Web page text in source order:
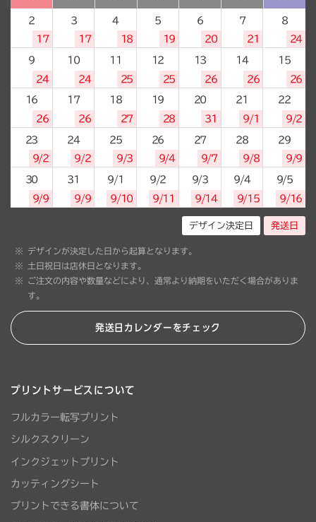
2
17
3
17
4
18
5
19
6
20
7
21
8
24
9
24
10
24
11
25
12
25
13
26
14
26
15
26
16
26
17
26
18
27
19
28
20
31
21
9/1
22
9/2
23
9/2
24
9/2
25
9/3
26
9/4
27
9/7
28
9/8
29
9/9
30
9/9
31
9/9
9/1
9/10
9/2
9/11
9/3
9/14
9/4
9/15
9/5
9/16
デザイン決定日 発送日
デザインが決定した日から起算となります。
土日祝日は店休日となります。
ご注文の内容や数量などにより、通常より納期をいただく場合がありま
す。
発送日カレンダーをチェック
プリントサービスについて
フルカラー転写プリント
シルクスクリーン
インクジェットプリント
カッティングシート
プリントできる書体について